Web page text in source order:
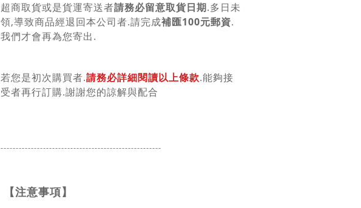
超商取貨或是貨運寄送者請務必留意取貨日期.多日未
領,導致商品經退回本公司者.請完成補匯100元郵資.
我們才會再為您寄出.
若您是初次購買者.請務必詳細閱讀以上條款.能夠接
受者再行訂購.謝謝您的諒解與配合
-----------------------------------------------------
【注意事項】